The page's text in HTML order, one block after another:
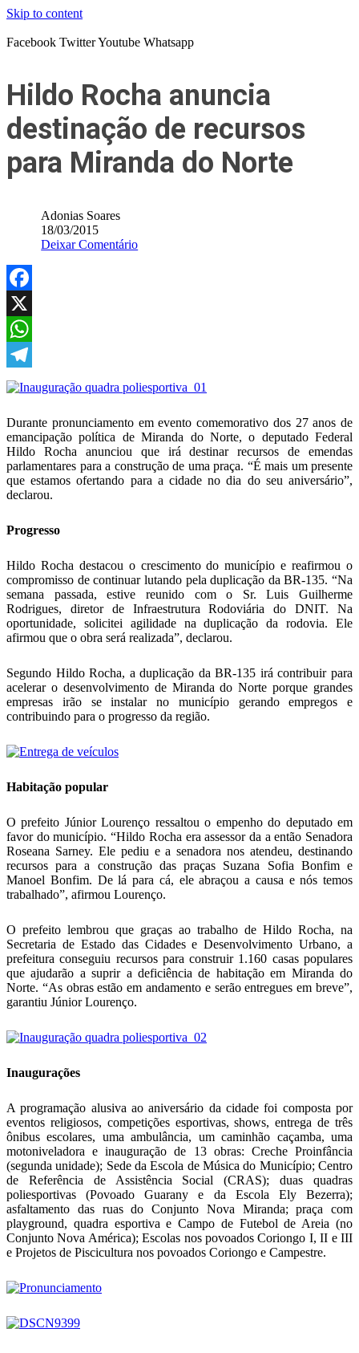
Skip to content
Facebook TwitterYoutube Whatsapp
Hildo Rocha anuncia
destinação de recursos
para Miranda do Norte
Adonias Soares
18/03/2015
Deixar Comentário
Facebook
X
WhatsApp
Telegram
Durante pronunciamento em evento comemorativo dos 27 anos de
emancipação política de Miranda do Norte, o deputado Federal
Hildo Rocha anunciou que irá destinar recursos de emendas
parlamentares para a construção de uma praça. “É mais um presente
que estamos ofertando para a cidade no dia do seu aniversário”,
declarou.
Progresso
Hildo Rocha destacou o crescimento do município e reafirmou o
compromisso de continuar lutando pela duplicação da BR-135. “Na
semana passada, estive reunido com o Sr. Luis Guilherme
Rodrigues, diretor de Infraestrutura Rodoviária do DNIT. Na
oportunidade, solicitei agilidade na duplicação da rodovia. Ele
afirmou que o obra será realizada”, declarou.
Segundo Hildo Rocha, a duplicação da BR-135 irá contribuir para
acelerar o desenvolvimento de Miranda do Norte porque grandes
empresas irão se instalar no município gerando empregos e
contribuindo para o progresso da região.
Habitação popular
O prefeito Júnior Lourenço ressaltou o empenho do deputado em
favor do município. “Hildo Rocha era assessor da a então Senadora
Roseana Sarney. Ele pediu e a senadora nos atendeu, destinando
recursos para a construção das praças Suzana Sofia Bonfim e
Manoel Bonfim. De lá para cá, ele abraçou a causa e nós temos
trabalhado”, afirmou Lourenço.
O prefeito lembrou que graças ao trabalho de Hildo Rocha, na
Secretaria de Estado das Cidades e Desenvolvimento Urbano, a
prefeitura conseguiu recursos para construir 1.160 casas populares
que ajudarão a suprir a deficiência de habitação em Miranda do
Norte. “As obras estão em andamento e serão entregues em breve”,
garantiu Júnior Lourenço.
Inaugurações
A programação alusiva ao aniversário da cidade foi composta por
eventos religiosos, competições esportivas, shows, entrega de três
ônibus escolares, uma ambulância, um caminhão caçamba, uma
motoniveladora e inauguração de 13 obras: Creche Proinfância
(segunda unidade); Sede da Escola de Música do Município; Centro
de Referência de Assistência Social (CRAS); duas quadras
poliesportivas (Povoado Guarany e da Escola Ely Bezerra);
asfaltamento das ruas do Conjunto Nova Miranda; praça com
playground, quadra esportiva e Campo de Futebol de Areia (no
Conjunto Nova América); Escolas nos povoados Coriongo I, II e III
e Projetos de Piscicultura nos povoados Coriongo e Campestre.